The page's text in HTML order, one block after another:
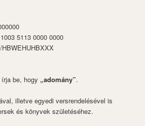
5113 0000 0000
be, hogy „adomány”.
illetve egyedi versrendelésével is
és könyvek születéséhez.